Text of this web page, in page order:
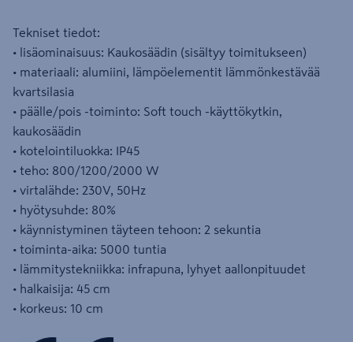
Tekniset tiedot:
• lisäominaisuus: Kaukosäädin (sisältyy toimitukseen)
• materiaali: alumiini, lämpöelementit lämmönkestävää
kvartsilasia
• päälle/pois -toiminto: Soft touch -käyttökytkin,
kaukosäädin
• kotelointiluokka: IP45
• teho: 800/1200/2000 W
• virtalähde: 230V, 50Hz
• hyötysuhde: 80%
• käynnistyminen täyteen tehoon: 2 sekuntia
• toiminta-aika: 5000 tuntia
• lämmitystekniikka: infrapuna, lyhyet aallonpituudet
• halkaisija: 45 cm
• korkeus: 10 cm